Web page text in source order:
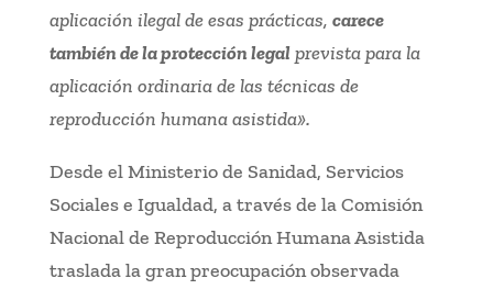
aplicación ilegal de esas prácticas, carece
también de la protección legalprevista para la
aplicación ordinaria de las técnicas de
reproducción humana asistida».
Desde el Ministerio de Sanidad, Servicios
Sociales e Igualdad, a través de la Comisión
Nacional de Reproducción Humana Asistida
traslada la gran preocupación observada